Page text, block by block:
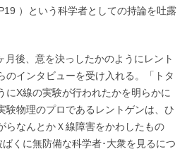
）という科学者としての持論を吐露
月後、意を決っしたかのようにレント
のインタビューを受け入れる。「トタ
にX線の実験が行われたかを明らかに
験物理のプロであるレントゲンは、ひ
らなんとかＸ線障害をかわしたもの
くに無防備な科学者･大衆を見るにつ